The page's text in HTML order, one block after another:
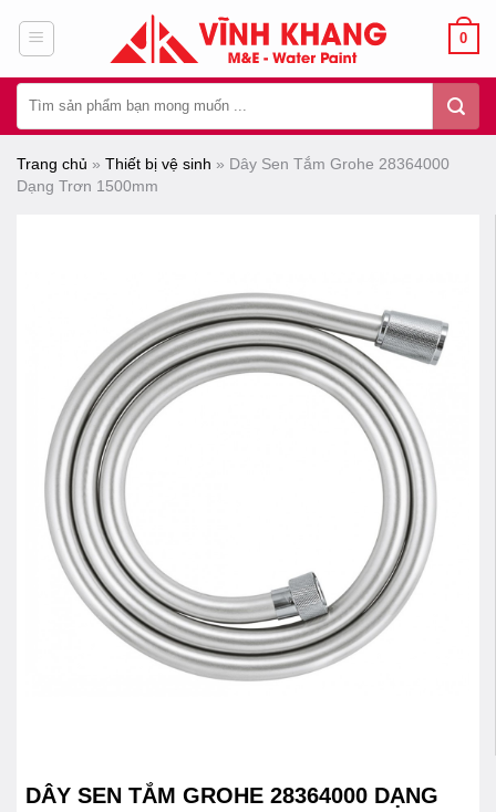
dung
0
kiếm:
Trang chủ » Thiết bị vệ sinh » Dây Sen Tắm Grohe 28364000
Dạng Trơn 1500mm
DÂY SEN TẮM GROHE 28364000 DẠNG